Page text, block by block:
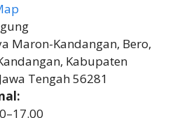
Maron-Kandangan, Bero,
Kabupaten
Tengah 56281